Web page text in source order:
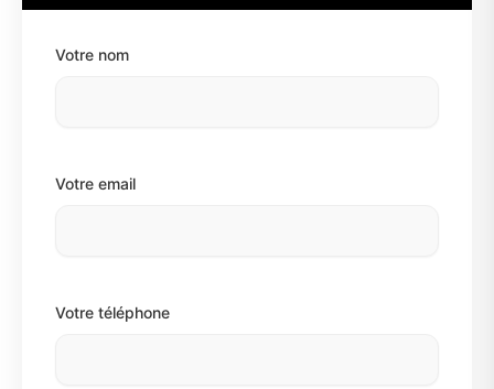
Votre nom
Votre email
Votre téléphone